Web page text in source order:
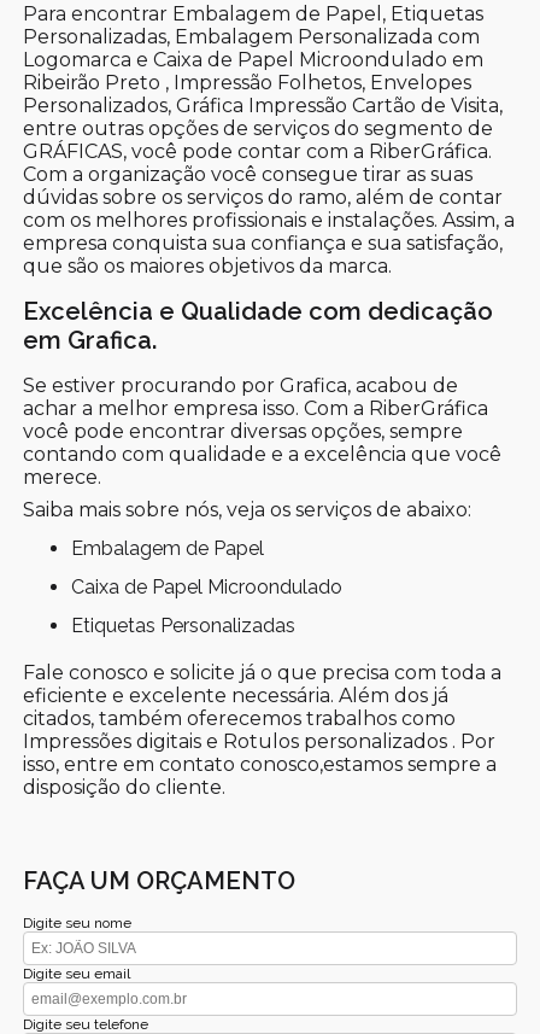
Para encontrar Embalagem de Papel, Etiquetas
Personalizadas, Embalagem Personalizada com
Logomarca e Caixa de Papel Microondulado em
Ribeirão Preto , Impressão Folhetos, Envelopes
Personalizados, Gráfica Impressão Cartão de Visita,
entre outras opções de serviços do segmento de
GRÁFICAS, você pode contar com a RiberGráfica.
Com a organização você consegue tirar as suas
dúvidas sobre os serviços do ramo, além de contar
com os melhores profissionais e instalações. Assim, a
empresa conquista sua confiança e sua satisfação,
que são os maiores objetivos da marca.
Excelência e Qualidade com dedicação
em Grafica.
Se estiver procurando por Grafica, acabou de
achar a melhor empresa isso. Com a RiberGráfica
você pode encontrar diversas opções, sempre
contando com qualidade e a excelência que você
merece.
Saiba mais sobre nós, veja os serviços de abaixo:
Embalagem de Papel
Caixa de Papel Microondulado
Etiquetas Personalizadas
Fale conosco e solicite já o que precisa com toda a
eficiente e excelente necessária. Além dos já
citados, também oferecemos trabalhos como
Impressões digitais e Rotulos personalizados . Por
isso, entre em contato conosco,estamos sempre a
disposição do cliente.
FAÇA UM ORÇAMENTO
Digite seu nome
Digite seu email
Digite seu telefone